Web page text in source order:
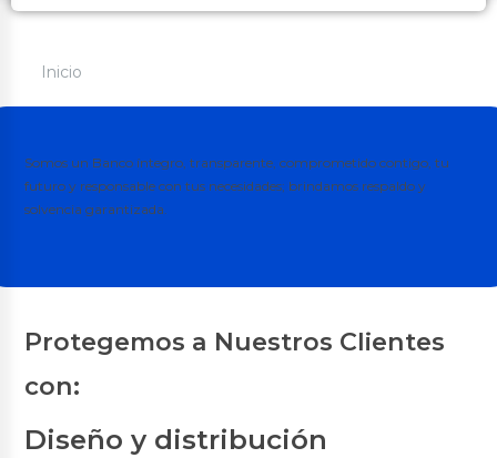
Banca Empresarial
Cuentas Ahorro
Cuenta ON
Cuenta Ahorro Propósito
Cuenta Salud
Cuenta Corriente Premium
Inicio
Somos un Banco íntegro, transparente, comprometido contigo, tu
futuro y responsable con tus necesidades; brindamos respaldo y
solvencia garantizada.
Protegemos a Nuestros Clientes
con:
Diseño y distribución